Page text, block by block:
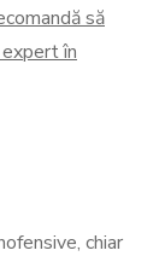
să
în
chiar